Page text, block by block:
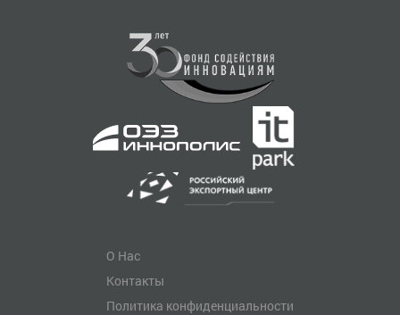
О Нас
Контакты
Политика конфиденциальности